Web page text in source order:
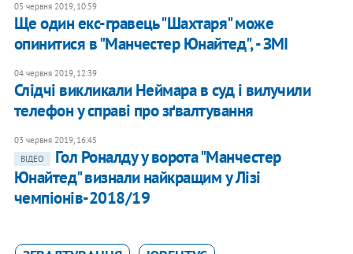
05 червня 2019, 10:59
Ще один екс-гравець "Шахтаря" може
опинитися в "Манчестер Юнайтед", - ЗМІ
04 червня 2019, 12:39
Слідчі викликали Неймара в суд і вилучили
телефон у справі про зґвалтування
03 червня 2019, 16:45
ВІДЕО
Гол Роналду у ворота "Манчестер
Юнайтед" визнали найкращим у Лізі
чемпіонів-2018/19